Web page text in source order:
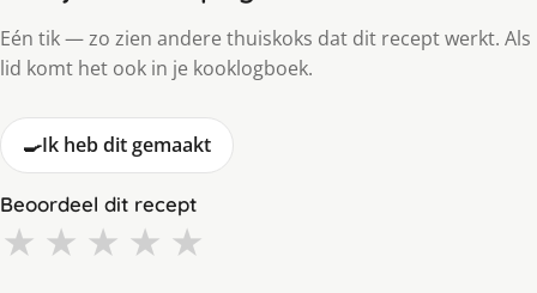
Eén tik — zo zien andere thuiskoks dat dit recept werkt. Als
lid komt het ook in je kooklogboek.
🍳Ik heb dit gemaakt
Beoordeel dit recept
★ ★ ★ ★ ★